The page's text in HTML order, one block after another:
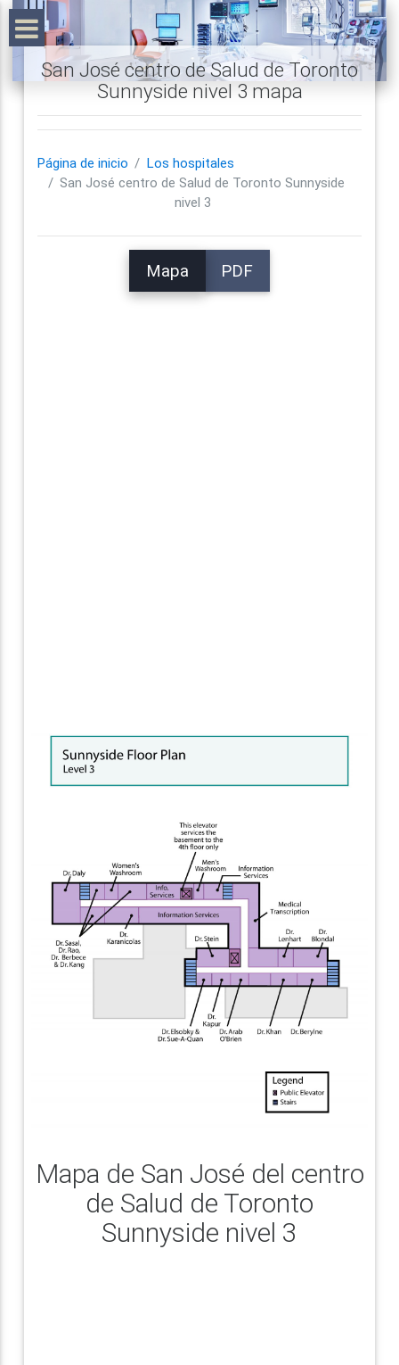
San José centro de Salud de Toronto
Sunnyside nivel 3 mapa
Página de inicio
Los hospitales
San José centro de Salud de Toronto Sunnyside
nivel 3
Mapa PDF
Mapa de San José del centro
de Salud de Toronto
Sunnyside nivel 3